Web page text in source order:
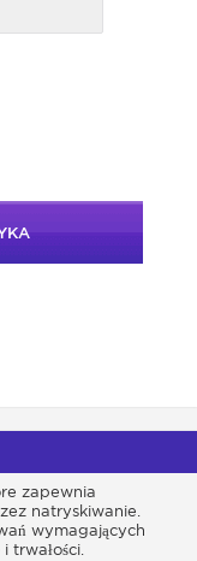
zapewnia
natryskiwanie.
wymagających
trwałości.